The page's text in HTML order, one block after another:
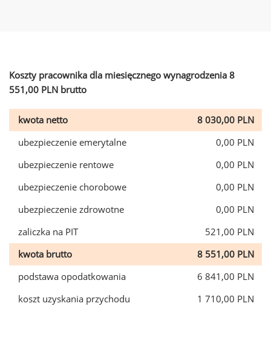
Koszty pracownika dla miesięcznego wynagrodzenia 8
551,00 PLN brutto
kwota netto
8 030,00 PLN
ubezpieczenie emerytalne
0,00 PLN
ubezpieczenie rentowe
0,00 PLN
ubezpieczenie chorobowe
0,00 PLN
ubezpieczenie zdrowotne
0,00 PLN
zaliczka na PIT
521,00 PLN
kwota brutto
8 551,00 PLN
podstawa opodatkowania
6 841,00 PLN
koszt uzyskania przychodu
1 710,00 PLN